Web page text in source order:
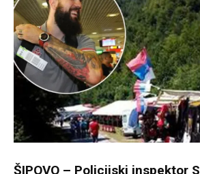
ŠIPOVO – Policijski inspektor